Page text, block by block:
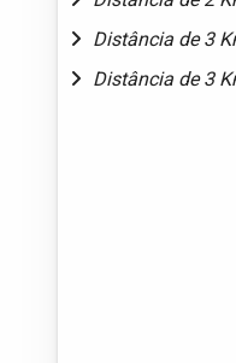
Distância de 3
Distância de 3